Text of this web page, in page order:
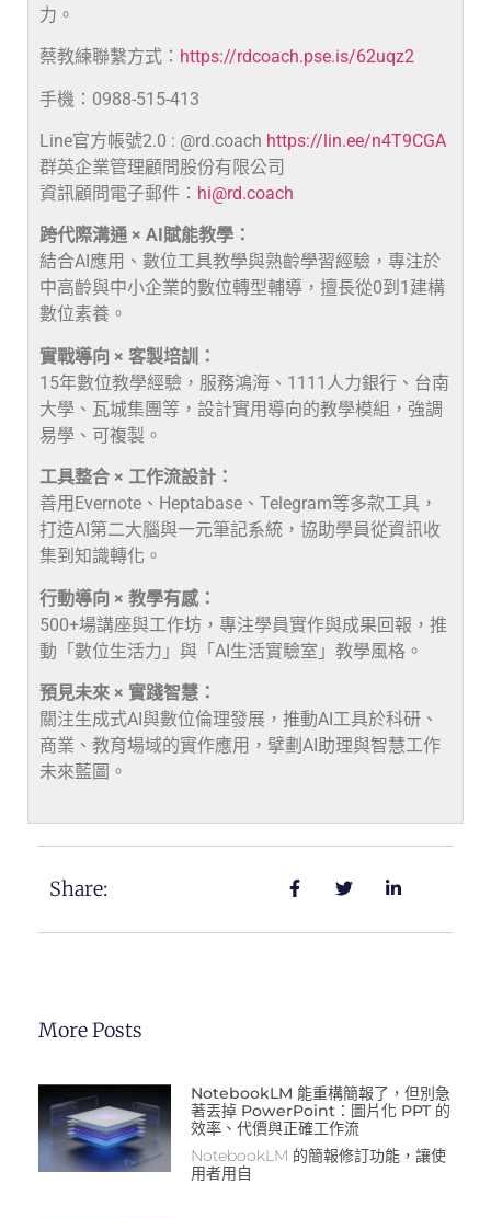
力。
蔡教練聯繫方式： https://rdcoach.pse.is/62uqz2
手機：0988-515-413
Line官方帳號2.0 : @rd.coach https://lin.ee/n4T9CGA
群英企業管理顧問股份有限公司
資訊顧問電子郵件： hi@rd.coach
跨代際溝通 × AI賦能教學：
結合AI應用、數位工具教學與熟齡學習經驗，專注於
中高齡與中小企業的數位轉型輔導，擅長從0到1建構
數位素養。
實戰導向 × 客製培訓：
15年數位教學經驗，服務鴻海、1111人力銀行、台南
大學、瓦城集團等，設計實用導向的教學模組，強調
易學、可複製。
工具整合 × 工作流設計：
善用Evernote、Heptabase、Telegram等多款工具，
打造AI第二大腦與一元筆記系統，協助學員從資訊收
集到知識轉化。
行動導向 × 教學有感：
500+場講座與工作坊，專注學員實作與成果回報，推
動「數位生活力」與「AI生活實驗室」教學風格。
預見未來 × 實踐智慧：
關注生成式AI與數位倫理發展，推動AI工具於科研、
商業、教育場域的實作應用，擘劃AI助理與智慧工作
未來藍圖。
Share:
More Posts
NotebookLM 能重構簡報了，但別急
著丟掉 PowerPoint：圖片化 PPT 的
效率、代價與正確工作流
NotebookLM 的簡報修訂功能，讓使
用者用自